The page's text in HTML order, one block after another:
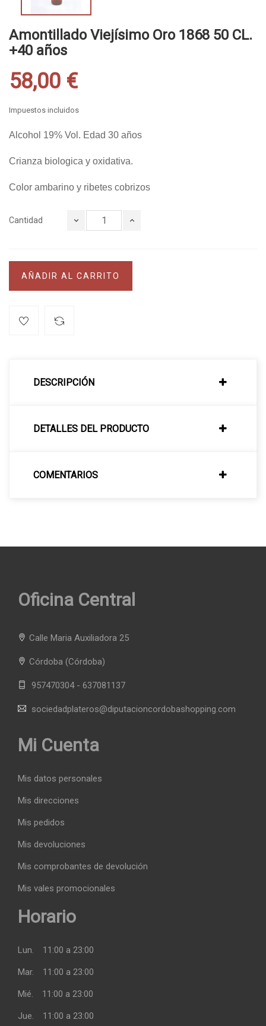
Amontillado Viejísimo Oro 1868 50 CL.
+40 años
58,00 €
Impuestos incluidos
Alcohol 19% Vol. Edad 30 años
Crianza biologica y oxidativa.
Color ambarino y ribetes cobrizos
Cantidad
AÑADIR AL CARRITO
DESCRIPCIÓN
DETALLES DEL PRODUCTO
COMENTARIOS
Oficina Central
Calle Maria Auxiliadora 25
Córdoba (Córdoba)
957470304 - 637081137
sociedadplateros@diputacioncordobashopping.com
Mi Cuenta
Mis datos personales
Mis direcciones
Mis pedidos
Mis devoluciones
Mis comprobantes de devolución
Mis vales promocionales
Horario
Lun. 11:00 a 23:00
Mar. 11:00 a 23:00
Mié. 11:00 a 23:00
Jue. 11:00 a 23:00